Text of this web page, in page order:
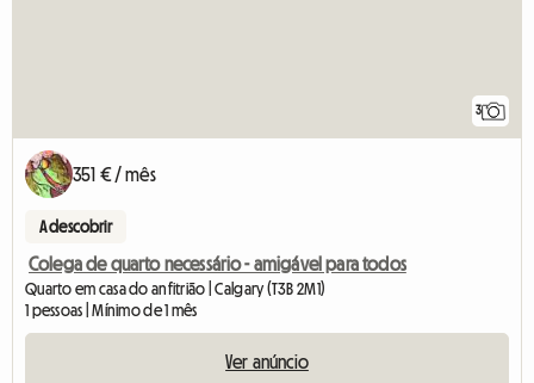
3
351 € / mês
A descobrir
Colega de quarto necessário - amigável para todos
Quarto em casa do anfitrião | Calgary (T3B 2M1)
1 pessoas | Mínimo de 1 mês
Ver anúncio